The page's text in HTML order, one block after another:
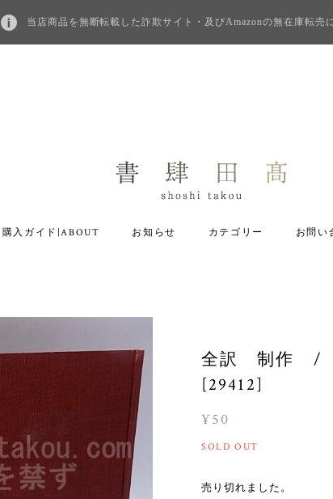
当店商品を無断転載した詐欺サイト・及びAmazonの無在庫転売
購入ガイド|ABOUT お知らせ カテゴリー お問い
全訳 制作 /
[29412]
¥50
SOLD OUT
売り切れました。